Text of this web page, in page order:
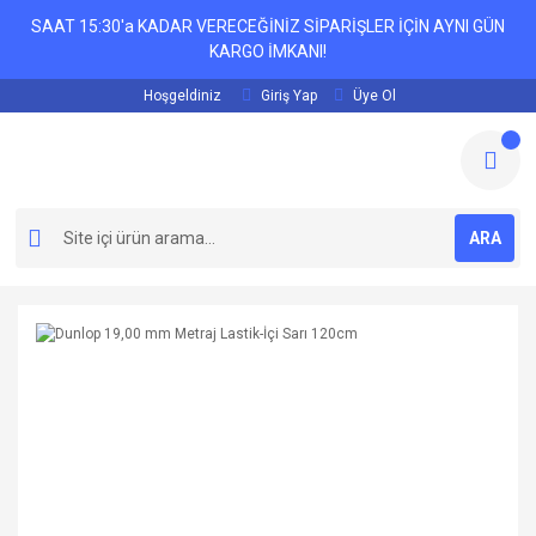
SAAT 15:30'a KADAR VERECEĞİNİZ SİPARİŞLER İÇİN AYNI GÜN
KARGO İMKANI!
Hoşgeldiniz Giriş Yap Üye Ol
ARA